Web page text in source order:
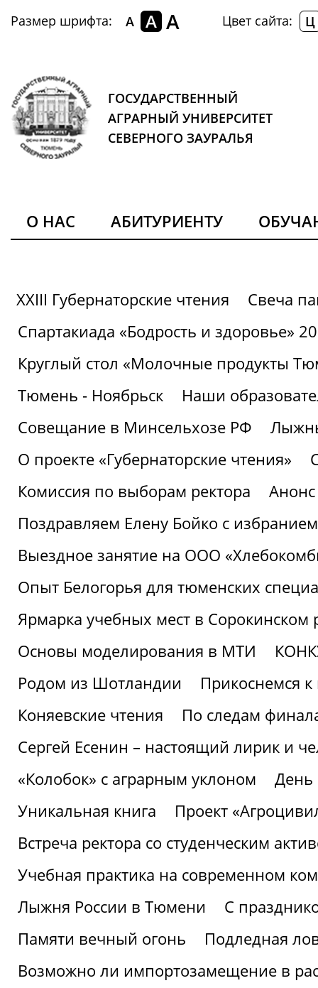
Размер шрифта: A A A Цвет сайта: Ц
ГОСУДАРСТВЕННЫЙ
АГРАРНЫЙ УНИВЕРСИТЕТ
СЕВЕРНОГО ЗАУРАЛЬЯ
О НАС АБИТУРИЕНТУ
XXIII Губернаторские чтения
Свеча
Спартакиада «Бодрость и здоровье»
Круглый стол «Молочные продукты
Тюмень - Ноябрьск
Наши
Совещание в Минсельхозе РФ
О проекте «Губернаторские чтения»
Комиссия по выборам ректора
Поздравляем Елену Бойко с
Выездное занятие на ООО
Опыт Белогорья для тюменских
Ярмарка учебных мест в Сорокинском
Основы моделирования в МТИ
Родом из Шотландии
Прикоснемся
Коняевские чтения
По следам
Сергей Есенин – настоящий лирик и
«Колобок» с аграрным уклоном
День
Уникальная книга
Проект
Встреча ректора со студенческим
Учебная практика на современном
Лыжня России в Тюмени
С
Памяти вечный огонь
Подледная
Возможно ли импортозамещение в